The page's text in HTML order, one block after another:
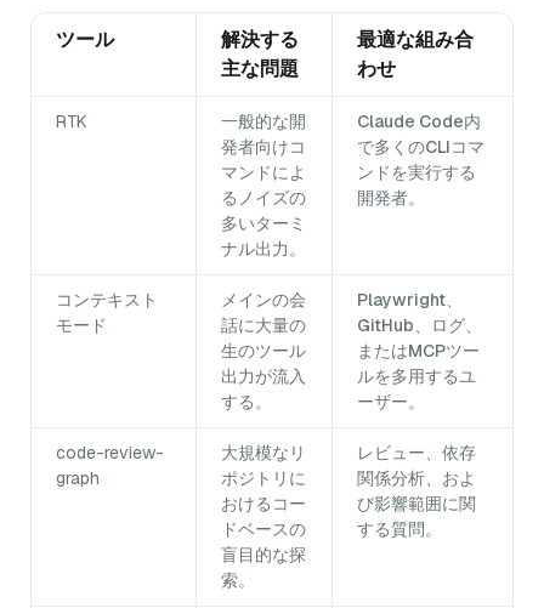
ツール
解決する
主な問題
最適な組み合
わせ
RTK
一般的な開
発者向けコ
マンドによ
るノイズの
多いターミ
ナル出力。
Claude Code内
で多くのCLIコマ
ンドを実行する
開発者。
コンテキスト
モード
メインの会
話に大量の
生のツール
出力が流入
する。
Playwright、
GitHub、ログ、
またはMCPツー
ルを多用するユ
ーザー。
code-review-
graph
大規模なリ
ポジトリに
おけるコー
ドベースの
盲目的な探
索。
レビュー、依存
関係分析、およ
び影響範囲に関
する質問。